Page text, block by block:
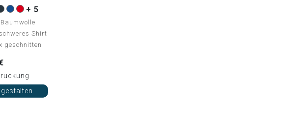
+ 5
Shirt
geschnitten